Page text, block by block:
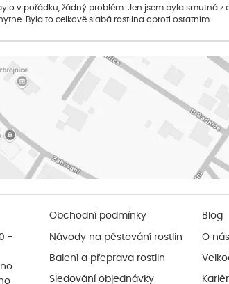
v pořádku, žádný problém. Jen jsem byla smutná
Byla to celkově slabá rostlina oproti ostatním.
-
Obchodní podmínky
Návody na pěstování rostlin
Balení a přeprava rostlin
Sledování objednávky
Blog
O nás